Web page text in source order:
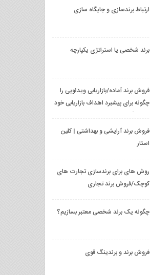
ارتباط برندسازی و جایگاه سازی
برند شخصی یا استراتژی یکپارچه
فروش برند آماده/بازاریابی ویدئویی را
چگونه برای پیشبرد اهداف بازاریابی خود
به کار بگیریم؟
فروش برند آرایشی و بهداشتی | کلین
استار
روش های برای برندسازی تجارت های
کوچک/فروش برند تجاری
چگونه یک برند شخصی معتبر بسازیم؟
فروش برند و برندینگ قوی